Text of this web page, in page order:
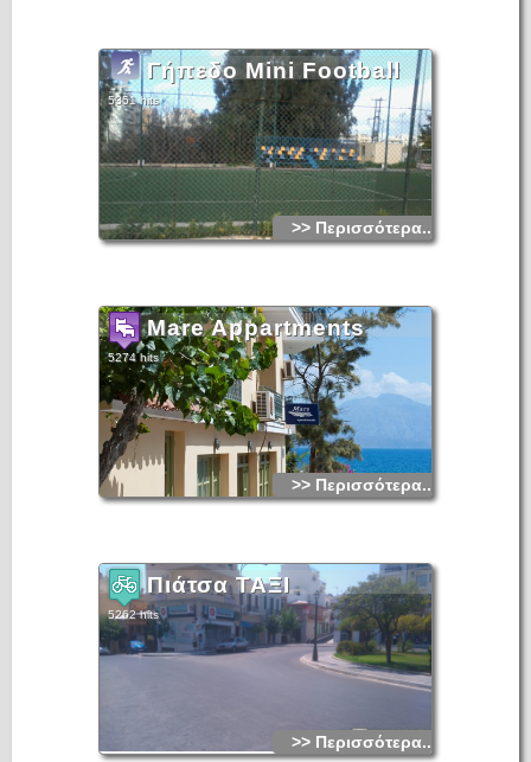
Γήπεδο Mini Football
5351 hits
>> Περισσότερα...
Mare Appartments
5274 hits
>> Περισσότερα...
Πιάτσα ΤΑΞΙ
5262 hits
>> Περισσότερα...